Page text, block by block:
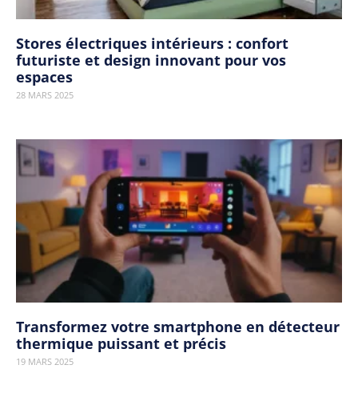
Stores électriques intérieurs : confort
futuriste et design innovant pour vos
espaces
28 MARS 2025
Transformez votre smartphone en détecteur
thermique puissant et précis
19 MARS 2025